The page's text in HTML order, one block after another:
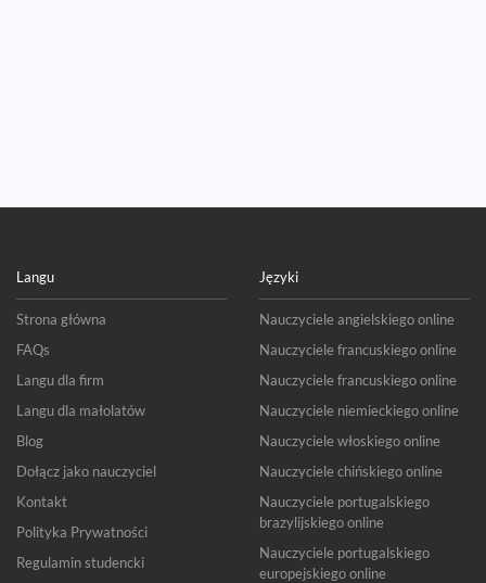
Langu
Strona główna
FAQs
Langu dla firm
Langu dla małolatów
Blog
Dołącz jako nauczyciel
Kontakt
Polityka Prywatności
Regulamin studencki
Języki
Nauczyciele angielskiego online
Nauczyciele francuskiego online
Nauczyciele francuskiego online
Nauczyciele niemieckiego online
Nauczyciele włoskiego online
Nauczyciele chińskiego online
Nauczyciele portugalskiego
brazylijskiego online
Nauczyciele portugalskiego
europejskiego online